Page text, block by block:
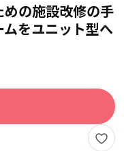
の施設改修の手
をユニット型へ